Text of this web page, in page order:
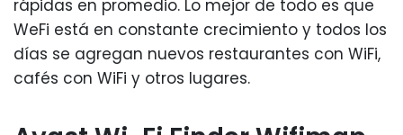
rápidas en promedio. Lo mejor de todo es que
WeFi está en constante crecimiento y todos los
días se agregan nuevos restaurantes con WiFi,
cafés con WiFi y otros lugares.